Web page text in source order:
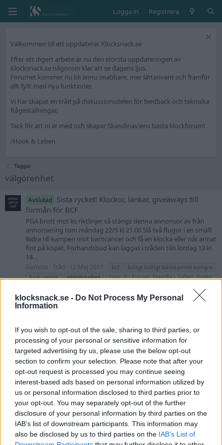
klocksnack.se - Do Not Process My Personal
Information
If you wish to opt-out of the sale, sharing to third parties, or
processing of your personal or sensitive information for
targeted advertising by us, please use the below opt-out
section to confirm your selection. Please note that after your
opt-out request is processed you may continue seeing
interest-based ads based on personal information utilized by
us or personal information disclosed to third parties prior to
your opt-out. You may separately opt-out of the further
disclosure of your personal information by third parties on the
IAB’s list of downstream participants. This information may
also be disclosed by us to third parties on the IAB’s List of
Logga in Registrera
Välkommen till ett uppdaterat Klocksnack.se
Efter ett digert arbete är nu den största uppdateringen av
Klocksnack.se någonsin klar att se dagens ljus.
Forumet kommer nu bli ännu snabbare, mer lättanvänt och framför
allt fyllt med nya funktioner.
Vi har skapat en tråd på diskussionsdelen för feedback och tekniska
frågeställningar.
Tack för att ni är med och skapar Skandinaviens bästa klockforum!
/Hook & Leben
Taggar
välgörenhet
Avslutad
Sista rycket! Klockor, länkar, giveaways till
förmån för BCF
PGA brott mot ks riktlinjer så stängs denna annonsör av från
annonsering tom måndag 22/5 kl 21.00 Slå två flugor i en smäll!
Bidra till kampen mot barncancer och få en klocka eller nåt annat
fint på köpet. Förhandsbud kan läggas i tråden tills lördag 13 kl
18...
Gummo Tråd 12 Maj 2017 bcf
billigt billligt bästa priset kompis
fuck cancer
välgörenhet Svar: 0 Forum:Handla - Säljes, Bytes,
Välgörenhetsauktion - Halda Race Pilot
välgörenhetsauktion här på KS. Denna gång är det vi på Nymans
Ur 1851 som auktionerar ut vårt sista exemplar av Halda Race
Pilot. Men vi börjar med en liten historielektion... 1887 påbörjade
Henning Hammarlund resan till det som idag är en av få...
Nymans Ur 1851 Tråd 3 December 2016 auktion
halda
nymansur1851
racepilot välgörenhet Svar: 22 Forum:
Diskussion
Avslutad
Sliten Udda Enicar Star Jewels MRO, skänkes!,
ev dricks till välgörande ändamål
"SÅLD" [RESERVERAD] Hej, Rensat ut lådorna! Se bilder för info.
Orkar inte skriva alla detaljer på en skänkes annons, se bilder.